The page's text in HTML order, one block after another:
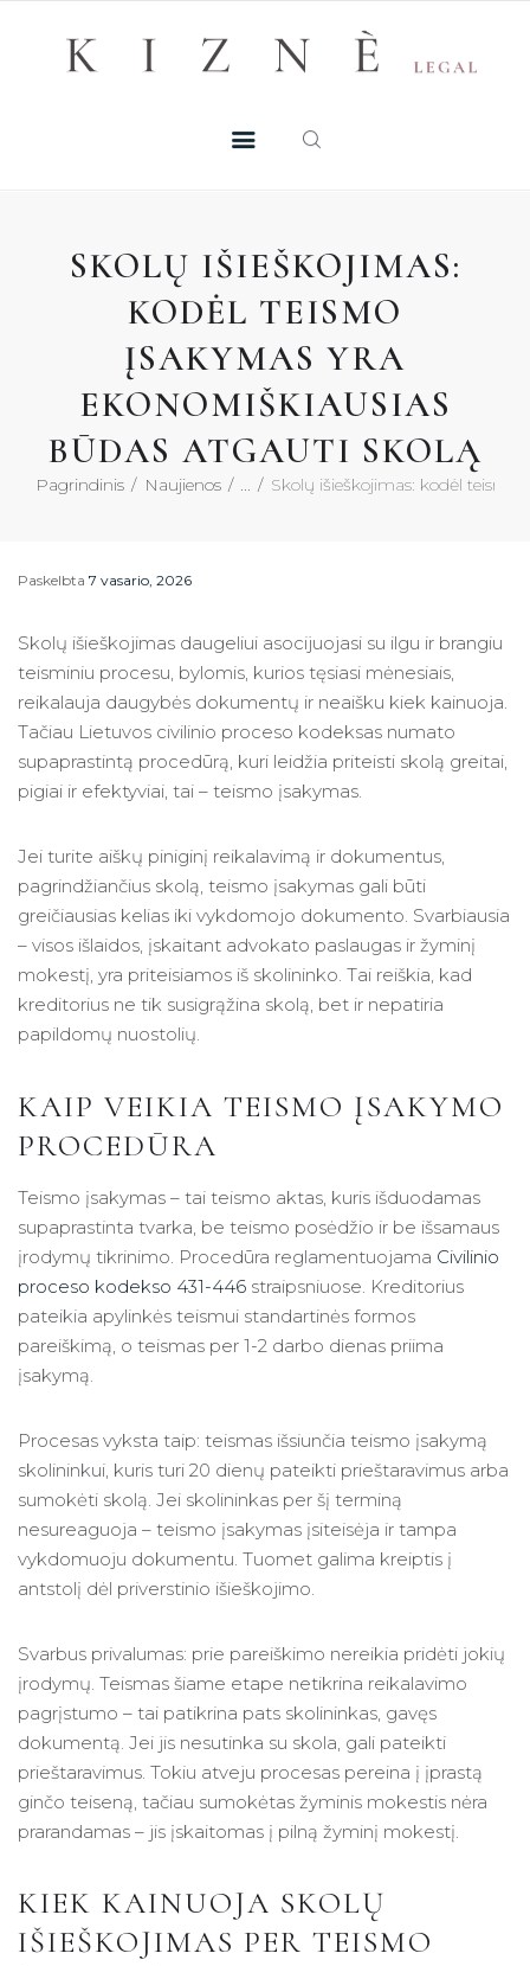
SKOLŲ IŠIEŠKOJIMAS:
KODĖL TEISMO
ĮSAKYMAS YRA
EKONOMIŠKIAUSIAS
BŪDAS ATGAUTI SKOLĄ
Pagrindinis Naujienos Skolų išieškojimas: kodėl teismo
MŪSŲ TALENTAI
DUK
KONTAKTAI
KONSULTACIJA
Paskelbta 7 vasario, 2026
Skolų išieškojimas daugeliui asocijuojasi su ilgu ir brangiu
teisminiu procesu, bylomis, kurios tęsiasi mėnesiais,
reikalauja daugybės dokumentų ir neaišku kiek kainuoja.
Tačiau Lietuvos civilinio proceso kodeksas numato
supaprastintą procedūrą, kuri leidžia priteisti skolą greitai,
pigiai ir efektyviai, tai – teismo įsakymas.
Jei turite aiškų piniginį reikalavimą ir dokumentus,
pagrindžiančius skolą, teismo įsakymas gali būti
greičiausias kelias iki vykdomojo dokumento. Svarbiausia
– visos išlaidos, įskaitant advokato paslaugas ir žyminį
mokestį, yra priteisiamos iš skolininko. Tai reiškia, kad
kreditorius ne tik susigrąžina skolą, bet ir nepatiria
papildomų nuostolių.
KAIP VEIKIA TEISMO ĮSAKYMO
PROCEDŪRA
Teismo įsakymas – tai teismo aktas, kuris išduodamas
supaprastinta tvarka, be teismo posėdžio ir be išsamaus
įrodymų tikrinimo. Procedūra reglamentuojama Civilinio
proceso kodekso 431-446 straipsniuose. Kreditorius
pateikia apylinkės teismui standartinės formos
pareiškimą, o teismas per 1-2 darbo dienas priima
įsakymą.
Procesas vyksta taip: teismas išsiunčia teismo įsakymą
skolininkui, kuris turi 20 dienų pateikti prieštaravimus arba
sumokėti skolą. Jei skolininkas per šį terminą
nesureaguoja – teismo įsakymas įsiteisėja ir tampa
vykdomuoju dokumentu. Tuomet galima kreiptis į
antstolį dėl priverstinio išieškojimo.
Svarbus privalumas: prie pareiškimo nereikia pridėti jokių
įrodymų. Teismas šiame etape netikrina reikalavimo
pagrįstumo – tai patikrina pats skolininkas, gavęs
dokumentą. Jei jis nesutinka su skola, gali pateikti
prieštaravimus. Tokiu atveju procesas pereina į įprastą
ginčo teiseną, tačiau sumokėtas žyminis mokestis nėra
prarandamas – jis įskaitomas į pilną žyminį mokestį.
KIEK KAINUOJA SKOLŲ
IŠIEŠKOJIMAS PER TEISMO
Registruotis konsultacijai